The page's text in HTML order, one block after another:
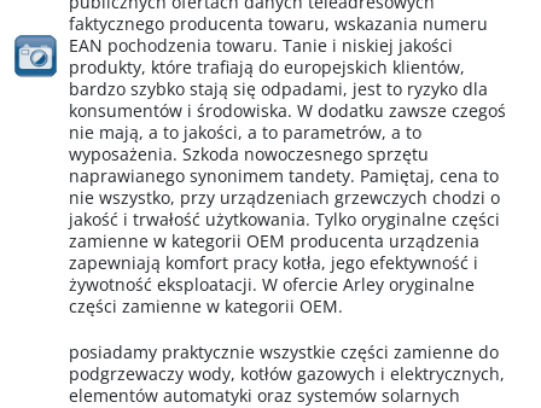
faktycznego producenta towaru, wskazania numeru
EAN pochodzenia towaru. Tanie i niskiej jakości
produkty, które trafiają do europejskich klientów,
bardzo szybko stają się odpadami, jest to ryzyko dla
konsumentów i środowiska. W dodatku zawsze czegoś
nie mają, a to jakości, a to parametrów, a to
wyposażenia. Szkoda nowoczesnego sprzętu
naprawianego synonimem tandety. Pamiętaj, cena to
nie wszystko, przy urządzeniach grzewczych chodzi o
jakość i trwałość użytkowania. Tylko oryginalne części
zamienne w kategorii OEM producenta urządzenia
zapewniają komfort pracy kotła, jego efektywność i
żywotność eksploatacji. W ofercie Arley oryginalne
części zamienne w kategorii OEM.
posiadamy praktycznie wszystkie części zamienne do
podgrzewaczy wody, kotłów gazowych i elektrycznych,
elementów automatyki oraz systemów solarnych